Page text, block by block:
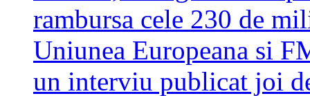
rambursa cele 230 de
Uniunea Europeana si
un interviu publicat joi